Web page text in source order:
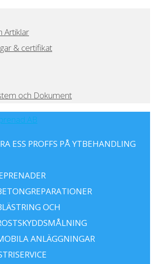
Artiklar
& certifikat
och Dokument
ESS PROFFS PÅ YTBEHANDLING
OCH
ANLÄGGNINGAR